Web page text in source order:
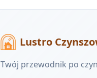
Lustro
Twój przewodnik po